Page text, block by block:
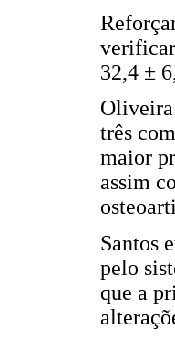
32,4 ±
Oliveira
três
maior
assim
Santos
pelo
que a